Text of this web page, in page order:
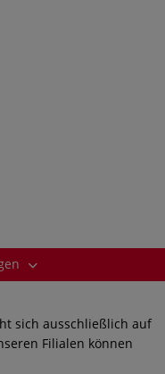
sich ausschließlich auf
Filialen können